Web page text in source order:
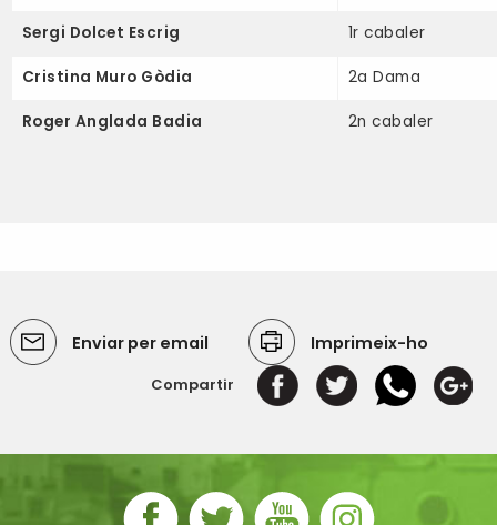
Sergi Dolcet Escrig 1r cabaler
Cristina Muro Gòdia 2a Dama
Roger Anglada Badia 2n cabaler
Enviar per email Imprimeix-ho
Compartir